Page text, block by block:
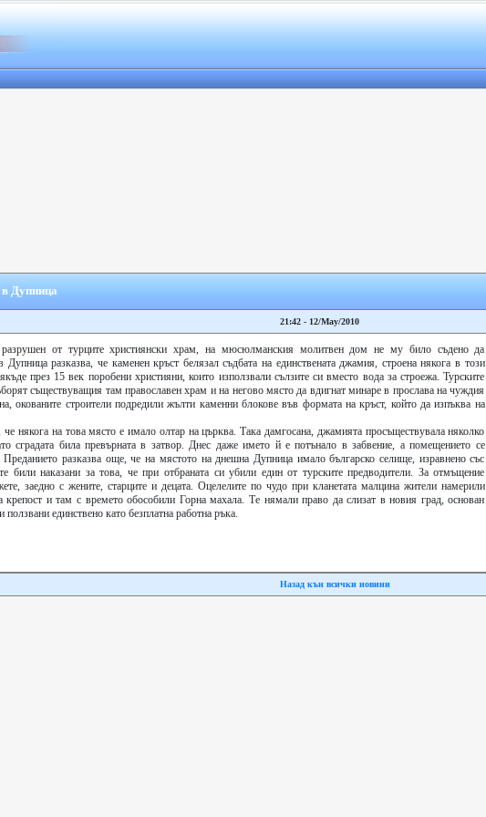
Дупница
21:42 - 12/May/2010
от турците християнски храм, на мюсюлманския молитвен дом не му било съдено да
Дупница разказва, че каменен кръст белязал съдбата на единствената джамия, строена някога в този
през 15 век поробени християни, които използвали сълзите си вместо вода за строежа. Турските
съществуващия там православен храм и на негово място да вдигнат минаре в прослава на чуждия
окованите строители подредили жълти каменни блокове във формата на кръст, който да изпъква на
че някога на това място е имало олтар на църква. Така дамгосана, джамията просъществувала няколко
сградата била превърната в затвор. Днес даже името й е потънало в забвение, а помещението се
Преданието разказва още, че на мястото на днешна Дупница имало българско селище, изравнено със
били наказани за това, че при отбраната си убили един от турските предводители. За отмъщение
заедно с жените, старците и децата. Оцелелите по чудо при кланетата малцина жители намерили
крепост и там с времето обособили Горна махала. Те нямали право да слизат в новия град, основан
единствено като безплатна работна ръка.
Назад кън всички новини